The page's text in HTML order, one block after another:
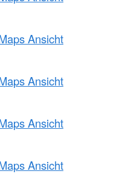
Ansicht
Ansicht
Ansicht
Ansicht